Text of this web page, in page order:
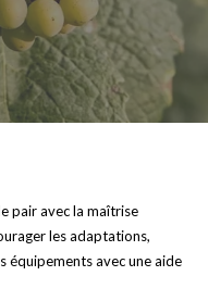
pair avec la maîtrise
les adaptations,
équipements avec une aide